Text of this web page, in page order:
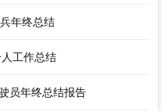
年终总结
工作总结
员年终总结报告